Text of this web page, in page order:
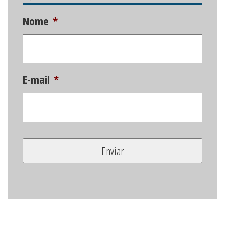
Nome *
E-mail *